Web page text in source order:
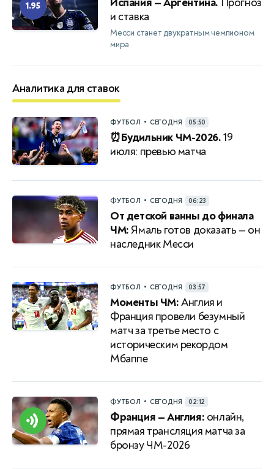
1.95 Испания — Аргентина. Прогноз
и ставка
Месси станет двукратным чемпионом
мира
Аналитика для ставок
ФУТБОЛ • СЕГОДНЯ 05:50
⏰Будильник ЧМ-2026.19
июля: превью матча
ФУТБОЛ • СЕГОДНЯ 06:23
От детской ванны до финала
ЧМ:Ямаль готов доказать — он
наследник Месси
ФУТБОЛ • СЕГОДНЯ 03:57
Моменты ЧМ:Англия и
Франция провели безумный
матч за третье место с
историческим рекордом
Мбаппе
ФУТБОЛ • СЕГОДНЯ 02:12
Франция — Англия: онлайн,
прямая трансляция матча за
бронзу ЧМ-2026